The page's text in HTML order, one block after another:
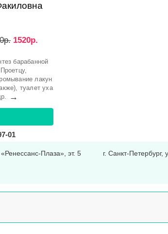
1520р.
барабанной
лакун
туалет уха
→
01
Плаза», эт. 5 г. Санкт-